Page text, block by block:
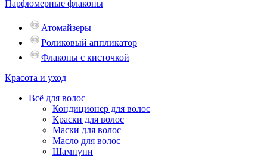
Парфюмерные флаконы
Атомайзеры
Роликовый аппликатор
Флаконы с кисточкой
Красота и уход
Всё для волос
Кондиционер для волос
Краски для волос
Маски для волос
Масло для волос
Шампуни